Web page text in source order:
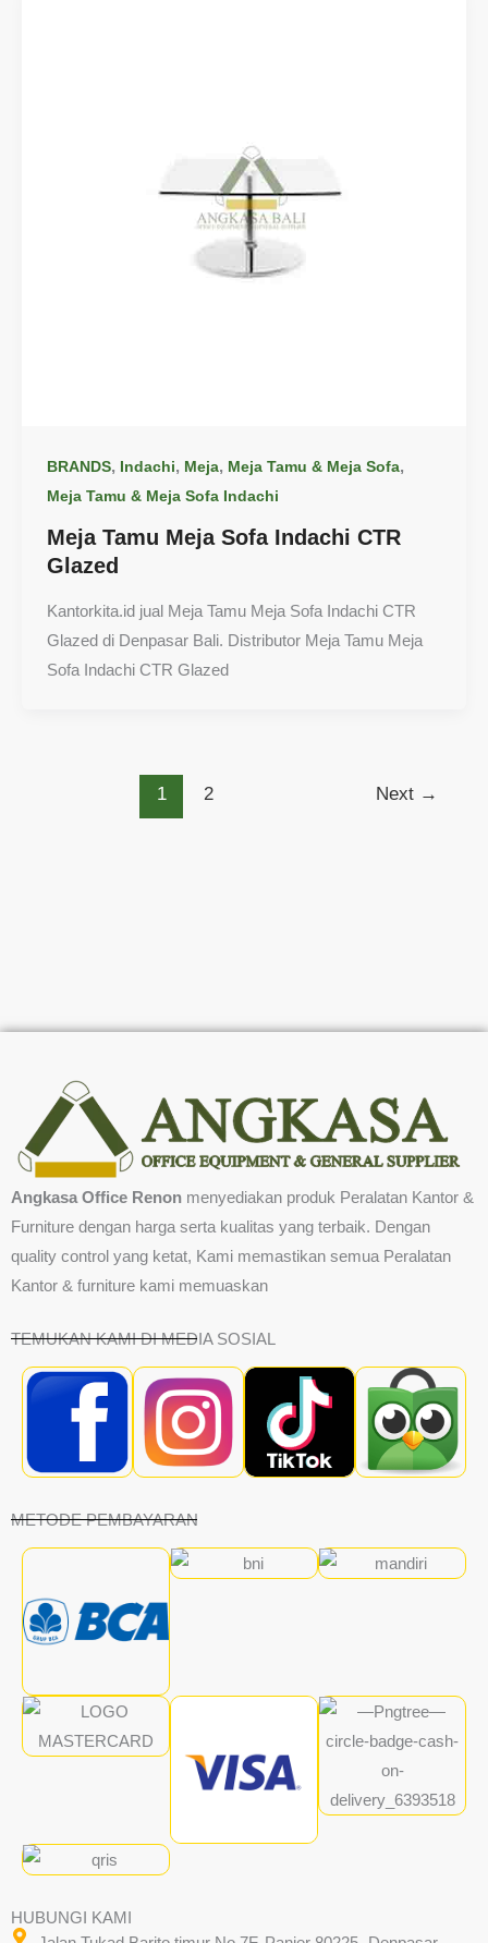
BRANDS, Indachi, Meja, Meja Tamu & Meja Sofa,
Meja Tamu & Meja Sofa Indachi
Meja Tamu Meja Sofa Indachi CTR
Glazed
Kantorkita.id jual Meja Tamu Meja Sofa Indachi CTR
Glazed di Denpasar Bali. Distributor Meja Tamu Meja
Sofa Indachi CTR Glazed
1 2 Next →
Angkasa Office Renon menyediakan produk Peralatan Kantor &
Furniture dengan harga serta kualitas yang terbaik. Dengan
quality control yang ketat, Kami memastikan semua Peralatan
Kantor & furniture kami memuaskan
TEMUKAN KAMI DI MEDIA SOSIAL
METODE PEMBAYARAN
HUBUNGI KAMI